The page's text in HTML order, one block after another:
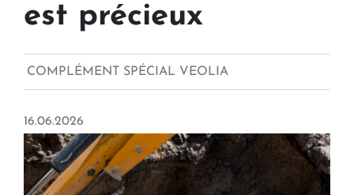
est précieux
COMPLÉMENT SPÉCIAL VEOLIA
16.06.2026